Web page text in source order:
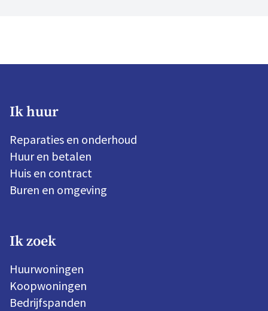
Ik huur
Reparaties en onderhoud
Huur en betalen
Huis en contract
Buren en omgeving
Ik zoek
Huurwoningen
Koopwoningen
Bedrijfspanden